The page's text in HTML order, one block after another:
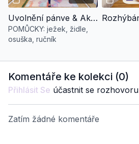
Uvolnění pánve & Aktivace pánevního dna
POMŮCKY: ježek, židle,
osuška, ručník
Komentáře ke kolekci (0)
Přihlásit Se účastnit se rozhovoru
Zatím žádné komentáře